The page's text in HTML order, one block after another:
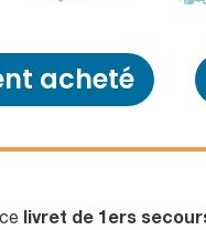
acheté
livret de 1ers